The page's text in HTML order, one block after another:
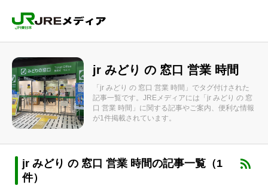
jr みどり の 窓口 営業 時間
「jr みどり の 窓口 営業 時間」でタグ付けされた
記事一覧です。JREメディアには「jr みどり の 窓
口 営業 時間」に関する記事やご案内、便利な情報
が1件掲載されています。
jr みどり の 窓口 営業 時間の記事一覧（1
件）